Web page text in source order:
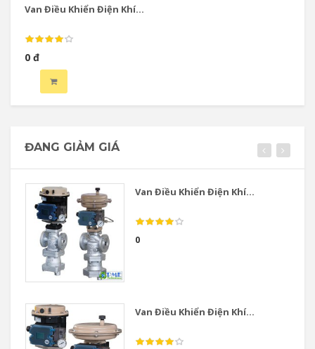
Van Điều Khiển Điện Khí...
0 đ
ĐANG GIẢM GIÁ
Van Điều Khiển Điện Khí...
0
Van Điều Khiển Điện Khí...